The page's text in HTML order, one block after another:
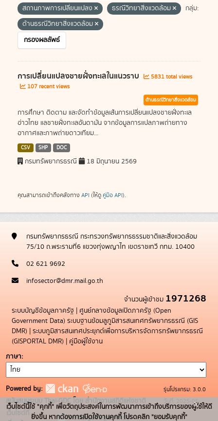
สถานภาพการเปลี่ยนแปลง
ธรณีวิทยาสิ่งแวดล้อม
กลุ่ม:
ด้านธรณีวิทยาสิ่งแวดล้อม
กรองผลลัพธ์
การเปลี่ยนแปลงชายฝั่งทะเลในแนวราบ
5831 total views
107 recent views
ด้านธรณีวิทยาสิ่งแวดล้อม
การศึกษา ติดตาม และจัดทำข้อมูลเส้นการเปลี่ยนแปลงชายฝั่งทะเล
อ่าวไทย แลชายฝั่งทะเลอันดามัน จากข้อมูลการแปลภาพถ่ายทาง
อากาศและภาพถ่ายดาวเทียม...
CSV SHP DOC
กรมทรัพยากรธรณี 18 มิถุนายน 2569
คุณสามารถเข้าถึงคลังทาง API (ให้ดู คู่มือ API).
กรมทรัพยากรธรณี กระทรวงทรัพยากรธรรมชาติและสิ่งแวดล้อม
75/10 ถ.พระรามที่6 แขวงทุ่งพญาไท เขตราชเทวี กทม. 10400
02 621 9692
infosector@dmr.mail.go.th
จำนวนผู้เข้าชม 1971268
ระบบบัญชีข้อมูลภาครัฐ | ศูนย์กลางข้อมูลเปิดภาครัฐ (Open
Government Data) ระบบฐานข้อมลูภูมิสารสนเทศทรัพยากรธรณี (GIS
DMR) | ระบบภูมิสารสนเทศประยุกต์เพื่อการบริหารจัดการทรัพยากรธรณี
(GISPORTAL DMR) | คู่มือผู้ใช้งาน
ภาษา
Powered by:
สนับสนุนระบบ Thai-GDC โดย สำนักงานสถิติแห่งชาติ
เว็บไซต์ที่
ระบบบัญชีข้อมูลภาครัฐ
รุ่นโปรแกรม: 3.0.0
วันที่: 2025-05-
19
เว็บไซต์นี้ใช้ "คุกกี้" เพื่อวัตถุประสงค์ในการพัฒนาการเข้าถึงบริการของผู้ใช้ให้ดี
ยิ่งขึ้น หากต้องการเปิดใช้งานคุกกี้ โปรดคลิก "ยอมรับคุกกี้"
x